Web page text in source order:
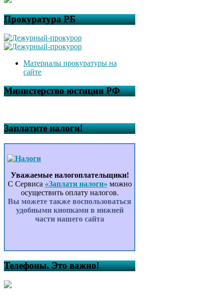
Прокуратура РБ
Материалы прокуратуры на
сайте
Министерство юстиции РФ
Заплатите налоги!
Уважаемые налогоплательщики!
С Сервиса «Заплати налоги» можно
осуществить оплату налогов.
Вы можете также воспользоваться
удобными кнопками в нижней
части нашего сайта
Телефоны. Это важно!